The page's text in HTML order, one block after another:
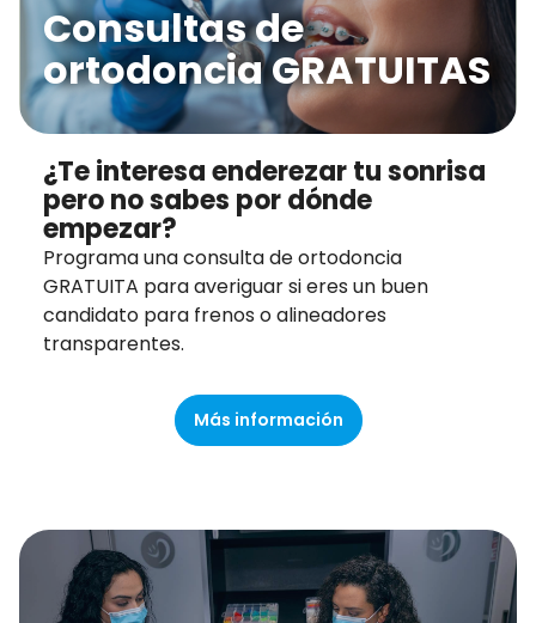
Consultas de
ortodoncia GRATUITAS
¿Te interesa enderezar tu sonrisa
pero no sabes por dónde
empezar?
Programa una consulta de ortodoncia
GRATUITA para averiguar si eres un buen
candidato para frenos o alineadores
transparentes.
Más información